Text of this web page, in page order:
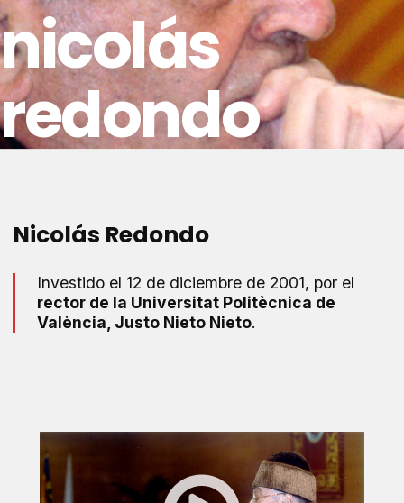
nicolás
redondo
Nicolás Redondo
Investido el 12 de diciembre de 2001, por el
rector de la Universitat Politècnica de
València, Justo Nieto Nieto.